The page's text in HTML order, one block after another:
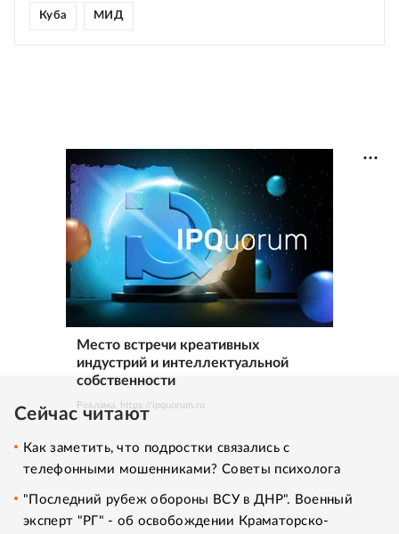
Куба МИД
Место встречи креативных
индустрий и интеллектуальной
собственности
Реклама. https://ipquorum.ru
Сейчас читают
Как заметить, что подростки связались с
телефонными мошенниками? Советы психолога
"Последний рубеж обороны ВСУ в ДНР". Военный
эксперт "РГ" - об освобождении Краматорско-